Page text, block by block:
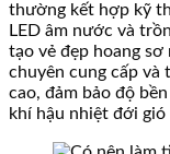
thường kết hợp kỹ
LED âm nước và
tạo vẻ đẹp hoang
chuyên cung cấp và
cao, đảm bảo độ
khí hậu nhiệt đới gió